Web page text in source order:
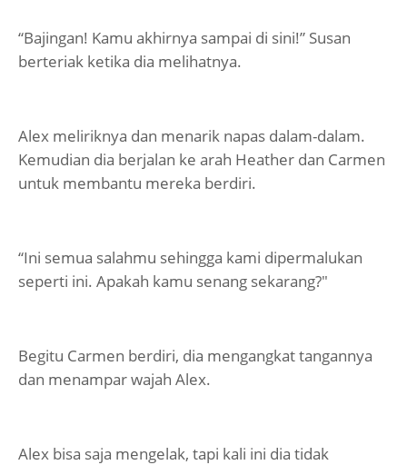
“Bajingan! Kamu akhirnya sampai di sini!” Susan
berteriak ketika dia melihatnya.
Alex meliriknya dan menarik napas dalam-dalam.
Kemudian dia berjalan ke arah Heather dan Carmen
untuk membantu mereka berdiri.
“Ini semua salahmu sehingga kami dipermalukan
seperti ini. Apakah kamu senang sekarang?"
Begitu Carmen berdiri, dia mengangkat tangannya
dan menampar wajah Alex.
Alex bisa saja mengelak, tapi kali ini dia tidak